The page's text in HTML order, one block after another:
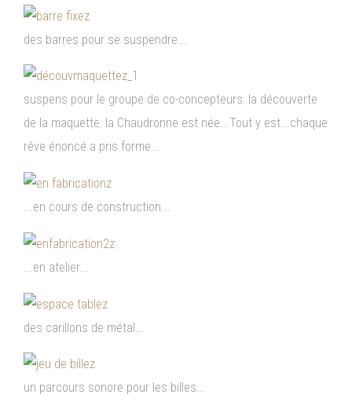
des barres pour se suspendre...
suspens pour le groupe de co-concepteurs: la découverte
de la maquette: la Chaudronne est née...Tout y est...chaque
rêve énoncé a pris forme...
...en cours de construction...
...en atelier...
des carillons de métal...
un parcours sonore pour les billes...